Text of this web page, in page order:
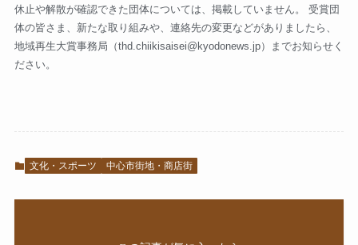
休止や解散が確認できた団体については、掲載していません。 受賞団
体の皆さま、新たな取り組みや、連絡先の変更などがありましたら、
地域再生大賞事務局（thd.chiikisaisei@kyodonews.jp）までお知らせく
ださい。
文化・スポーツ 中心市街地・商店街